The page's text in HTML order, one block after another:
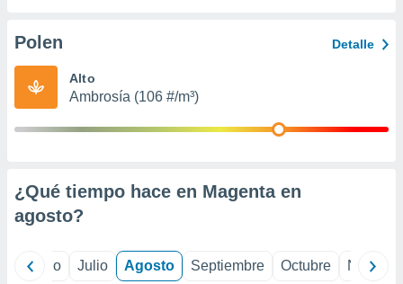
e
mediante
publicidad
publicidad
de
Polen Detalle
Alto
Ambrosía (106 #/m³)
¿Qué tiempo hace en Magenta en
agosto?
Junio Julio Agosto Septiembre Octubre